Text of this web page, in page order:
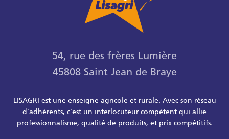
54, rue des frères Lumière
45808 Saint Jean de Braye
LISAGRI est une enseigne agricole et rurale. Avec son réseau
d’adhérents, c’est un interlocuteur compétent qui allie
professionnalisme, qualité de produits, et prix compétitifs.